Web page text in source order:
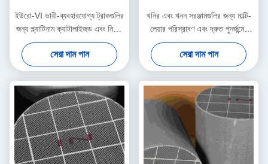
ইউরো-VI ভারী-ব্যবহারযোগ্য ট্রাকগুলির
জন্য প্ল্যাটিনাম ক্যাটালাইজড এবং নিম্ন-
ব্যাকপ্রেস সিডিপিএফ
সেরা দাম পান
খনির এবং খনন সরঞ্জামগুলির জন্য মাল্টি-
লেয়ার পরিস্রাবণ এবং দ্রুত পুনর্জন্মের
ডিপিএফ
সেরা দাম পান